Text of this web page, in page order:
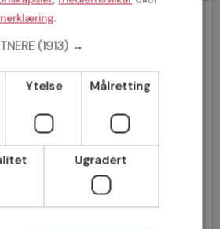
Kvinne
.
(1913) →
Ytelse Målretting
Ugradert